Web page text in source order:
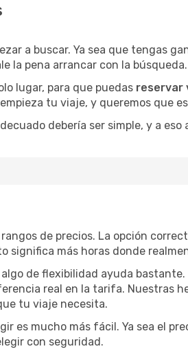
a buscar. Ya sea que tengas
la pena arrancar con la búsqueda.
lugar, para que puedas reservar
tu viaje, y queremos que
debería ser simple, y a eso
de precios. La opción
significa más horas donde
de flexibilidad ayuda
real en la tarifa. Nuestras
tu viaje necesita.
es mucho más fácil. Ya sea el
con seguridad.